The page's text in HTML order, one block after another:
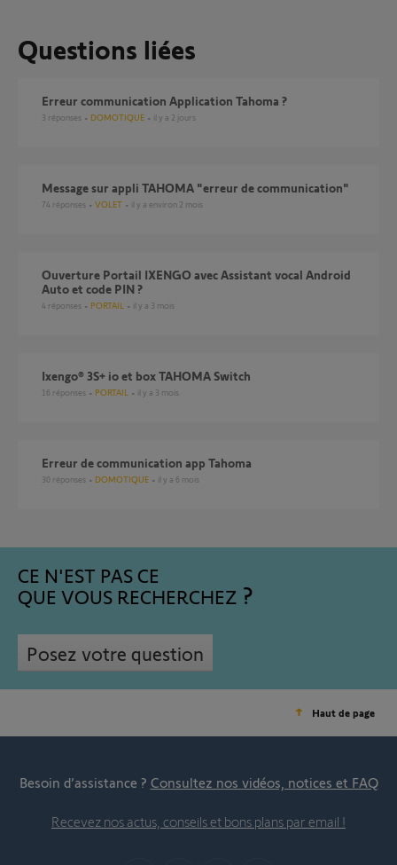
Questions liées
Erreur communication Application Tahoma ?
3 réponses DOMOTIQUE il y a 2 jours
Message sur appli TAHOMA "erreur de communication"
74 réponses VOLET il y a environ 2 mois
Ouverture Portail IXENGO avec Assistant vocal Android
Auto et code PIN ?
4 réponses PORTAIL il y a 3 mois
Ixengo® 3S+ io et box TAHOMA Switch
16 réponses PORTAIL il y a 3 mois
Erreur de communication app Tahoma
30 réponses DOMOTIQUE il y a 6 mois
CE N'EST PAS CE
QUE VOUS RECHERCHEZ
Posez votre question
Haut de page
Besoin d’assistance ? Consultez nos vidéos, notices et FAQ
Recevez nos actus, conseils et bons plans par email !